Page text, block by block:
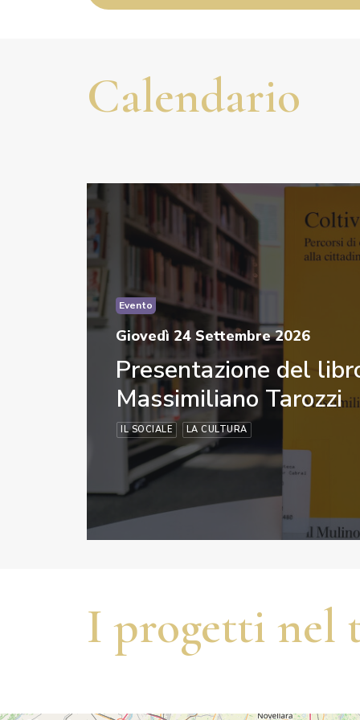
Calendario
Evento
Giovedì 24 Settembre 2026
Presentazione del
Massimiliano Tarozzi
IL SOCIALE LA CULTURA
I progetti nel